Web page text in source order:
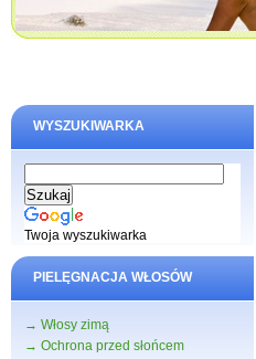
WYSZUKIWARKA
Twoja wyszukiwarka
PIELĘGNACJA WŁOSÓW
→ Włosy zimą
→ Ochrona przed słońcem